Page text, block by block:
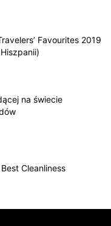
Favourites 2019
na świecie
Cleanliness